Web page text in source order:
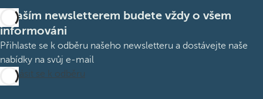
S naším newsletterem budete vždy o všem
informováni
Přihlaste se k odběru našeho newsletteru a dostávejte naše
nabídky na svůj e-mail
Přihlásit se k odběru